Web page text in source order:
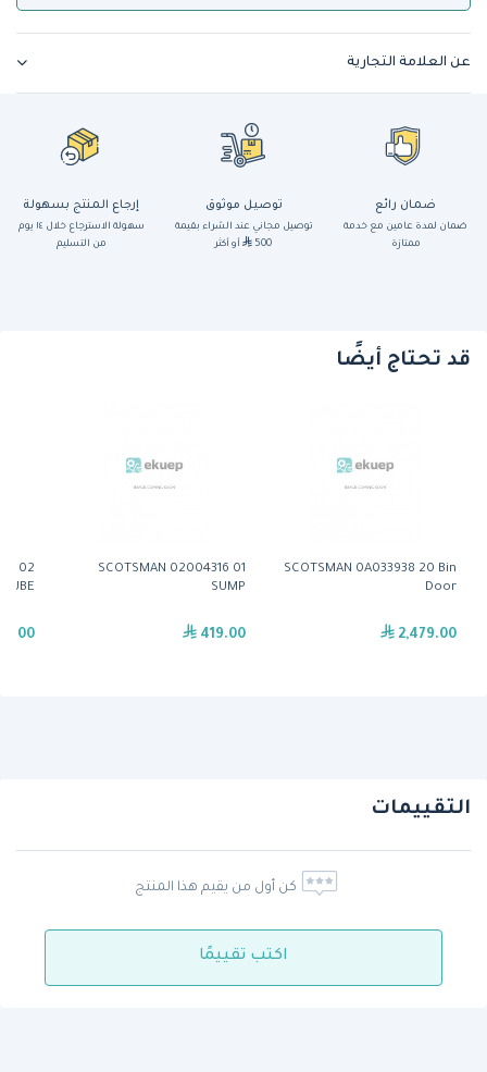
عن العلامة التجارية
ضمان رائع
ضمان لمدة عامين مع خدمة
ممتازة
توصيل موثوق
توصيل مجاني عند الشراء بقيمة
500
أو أكثر
إرجاع المنتج بسهولة
سهولة الاسترجاع خلال ١٤ يوم
من التسليم
قد تحتاج أيضًا
SCOTSMAN 0A033938 20 Bin
Door
2,479.00
SCOTSMAN 02004316 01
SUMP
419.00
02
التقييمات
كن أول من يقيم هذا المنتج
اكتب تقييمًا